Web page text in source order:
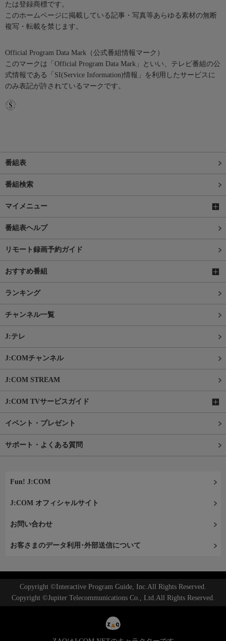
たは登録商標です。
このホームページに掲載している記事・写真等あらゆる素材の無断
複写・転載を禁じます。
Official Program Data Mark（公式番組情報マーク）
このマークは「Official Program Data Mark」といい、テレビ番組の公
式情報である「SI(Service Information)情報」を利用したサービスに
のみ表記が許されているマークです。
番組表
番組検索
マイメニュー
番組表ヘルプ
リモート録画予約ガイド
おすすめ番組
ランキング
チャンネル一覧
J:テレ
J:COMチャンネル
J:COM STREAM
J:COM TVサービスガイド
イベント・プレゼント
サポート・よくある質問
Fun! J:COM
J:COM オフィシャルサイト
お問い合わせ
お客さまのデータ利用･外部送信について
Copyright ©Interactive Program Guide, Inc.All Rights Reserved.
Copyright ©Jupiter Telecommunications Co., Ltd.All Rights Reserved.